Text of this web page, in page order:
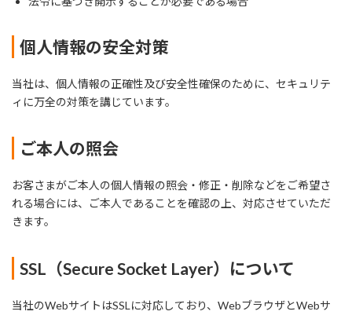
個人情報の安全対策
当社は、個人情報の正確性及び安全性確保のために、セキュリテ
ィに万全の対策を講じています。
ご本人の照会
お客さまがご本人の個人情報の照会・修正・削除などをご希望さ
れる場合には、ご本人であることを確認の上、対応させていただ
きます。
SSL（Secure Socket Layer）について
当社のWebサイトはSSLに対応しており、WebブラウザとWebサ